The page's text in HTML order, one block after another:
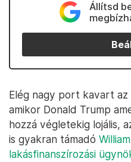
Állítsd
Elég nagy port kavart az
amikor Donald Trump
hozzá végletekig lojális,
is gyakran támadó
lakásfinanszírozási